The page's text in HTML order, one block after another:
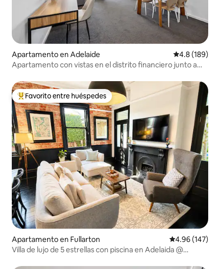
Apartamento en Adelaide Calificación
4.8 (189)
Apartamento con vistas en el distrito financiero junto a
Favorito entre huéspedes preferido
Favorito entre huéspedes
Apartamento en Fullarton Calificación
4.96 (147)
Villa de lujo de 5 estrellas con piscina en Adelaida @